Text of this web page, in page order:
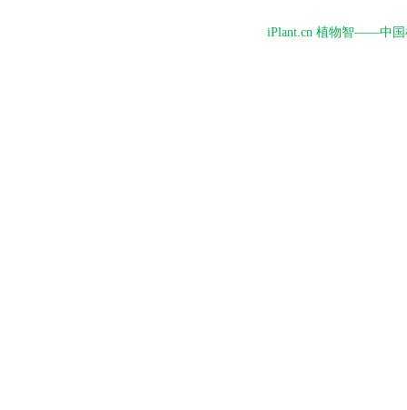
iPlant.cn 植物智——中国